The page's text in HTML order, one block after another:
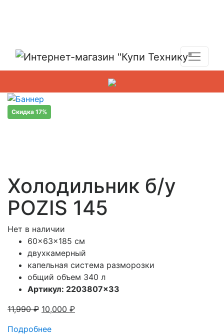
Скидка 17%
Холодильник б/у
POZIS 145
Нет в наличии
60x63x185 см
двухкамерный
капельная система разморозки
общий объем 340 л
Артикул: 2203807×33
11,990₽ 10,000 ₽
Подробнее